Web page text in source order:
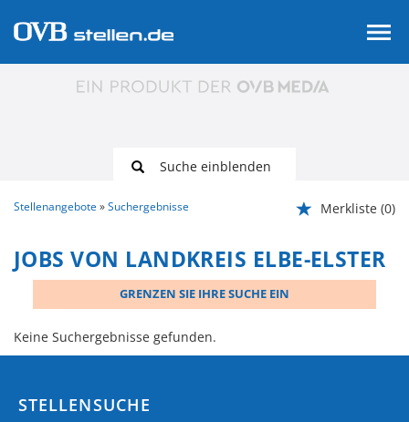
Suche einblenden
Stellenangebote Suchergebnisse Merkliste (0)
JOBS VON LANDKREIS ELBE-ELSTER
GRENZEN SIE IHRE SUCHE EIN
Keine Suchergebnisse gefunden.
STELLENSUCHE